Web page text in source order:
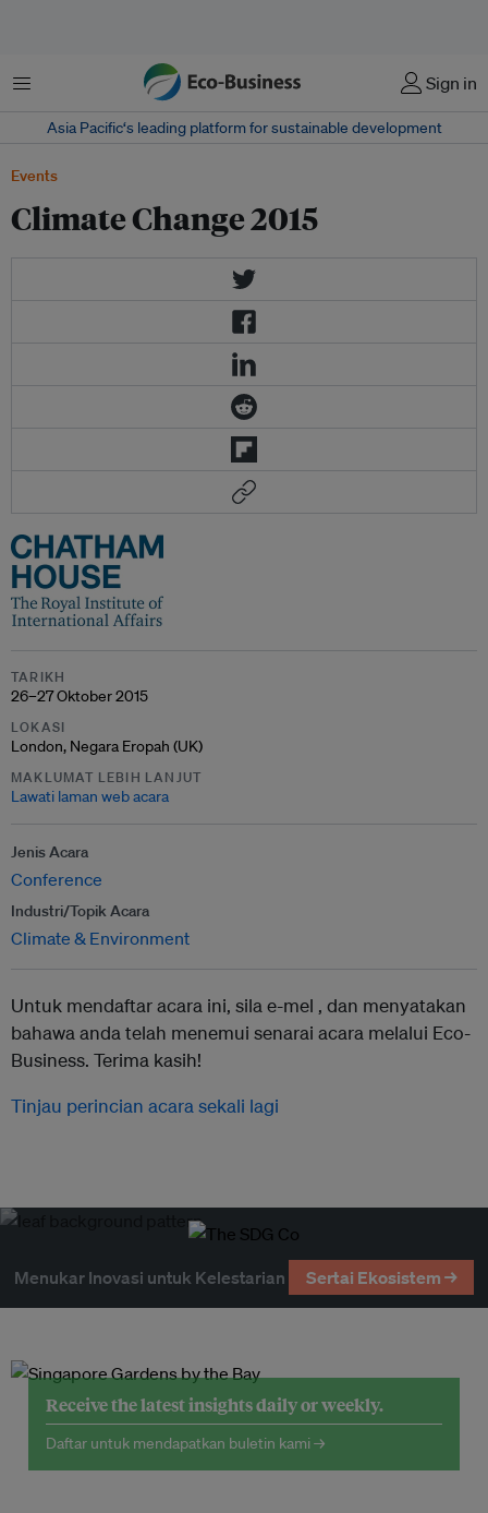
Menu Sign in
Asia Pacific‘s leading platform for sustainable development
Events
Climate Change 2015
TARIKH
26–27 Oktober 2015
LOKASI
London, Negara Eropah (UK)
MAKLUMAT LEBIH LANJUT
Lawati laman web acara
Jenis Acara
Conference
Industri/Topik Acara
Climate & Environment
Untuk mendaftar acara ini, sila e-mel , dan menyatakan
bahawa anda telah menemui senarai acara melalui Eco-
Business. Terima kasih!
Tinjau perincian acara sekali lagi
Menukar Inovasi untuk Kelestarian Sertai Ekosistem →
Receive the latest insights daily or weekly.
Daftar untuk mendapatkan buletin kami →